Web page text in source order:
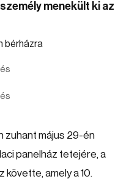
menekült ki az
zuhant május 29-én
panelház tetejére, a
amely a 10.